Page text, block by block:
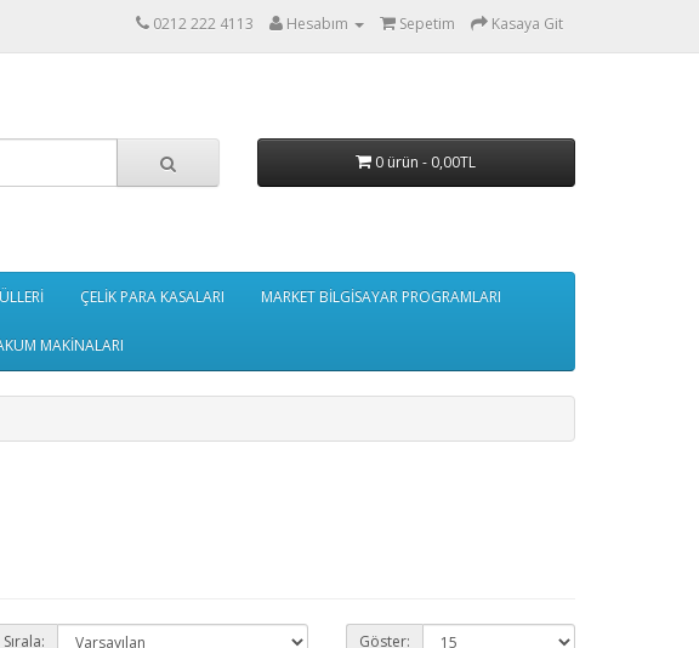
0212 222 4113 Hesabım Sepetim Kasaya Git
0 ürün - 0,00TL
ÇELİK PARA KASALARI MARKET BİLGİSAYAR PROGRAMLARI
MAKİNALARI
Sırala: Göster: